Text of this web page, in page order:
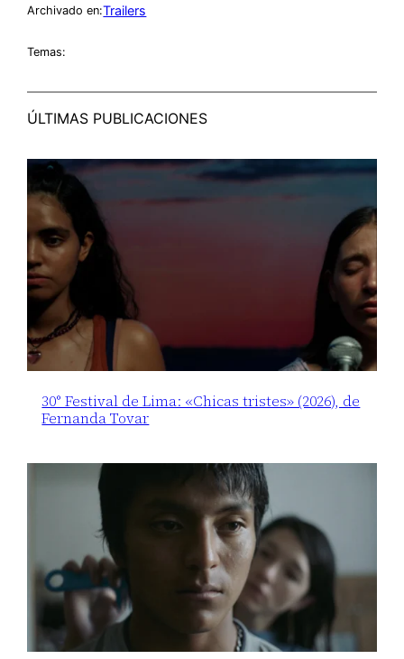
Archivado en:Trailers
Temas:
ÚLTIMAS PUBLICACIONES
30° Festival de Lima: «Chicas tristes» (2026), de
Fernanda Tovar